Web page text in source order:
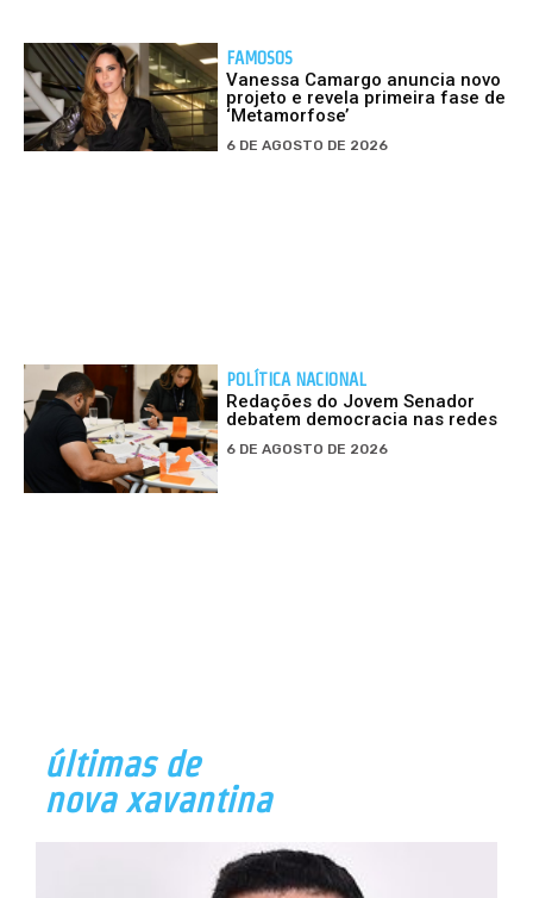
FAMOSOS
Vanessa Camargo anuncia novo
projeto e revela primeira fase de
‘Metamorfose’
6 DE AGOSTO DE 2026
POLÍTICA NACIONAL
Redações do Jovem Senador
debatem democracia nas redes
6 DE AGOSTO DE 2026
últimas de
nova xavantina